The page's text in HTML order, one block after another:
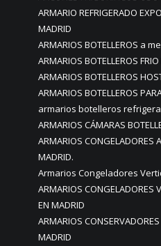
ARMARIO REFRIGERADO
MADRID
ARMARIOS BOTELLEROS a
ARMARIOS BOTELLEROS
ARMARIOS BOTELLEROS
ARMARIOS BOTELLEROS
armarios botelleros
ARMARIOS CÁMARAS
ARMARIOS CONGELADORES
MADRID.
Armarios Congeladores
ARMARIOS CONGELADORES
EN MADRID
ARMARIOS
MADRID